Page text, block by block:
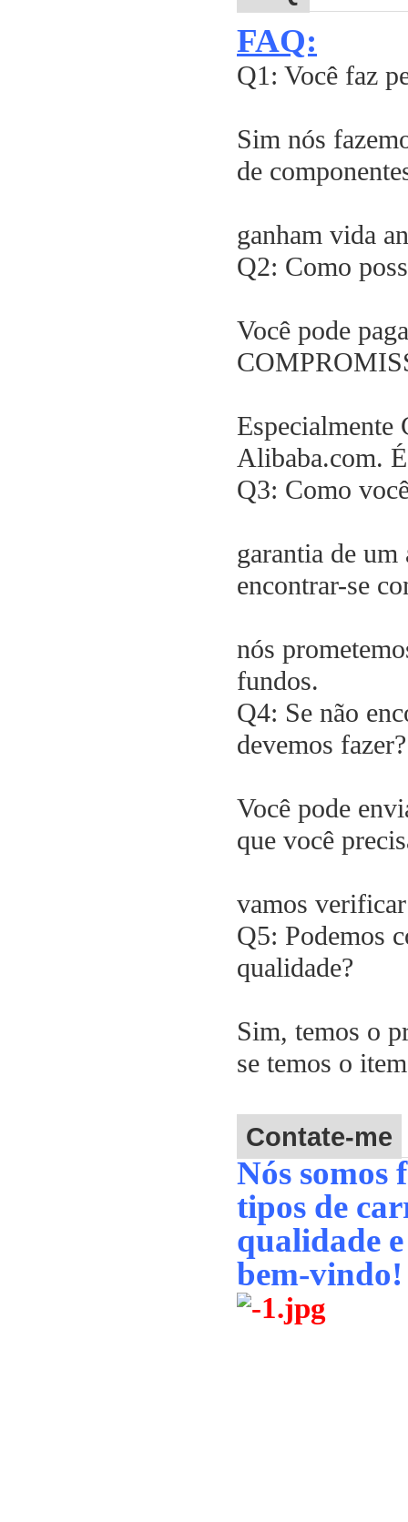
FAQ:
Q1: Você faz
Sim nós
de
ganham vida
Q2: Como
Você pode
Alibaba.com.
Q3: Como
garantia de
encontrar-se
nós
fundos.
Q4: Se não
devemos fazer?
Você pode
que você
vamos
Q5: Podemos
qualidade?
Sim, temos o
se temos o
Contate-me
Nós somos
tipos de
qualidade
bem-vindo!